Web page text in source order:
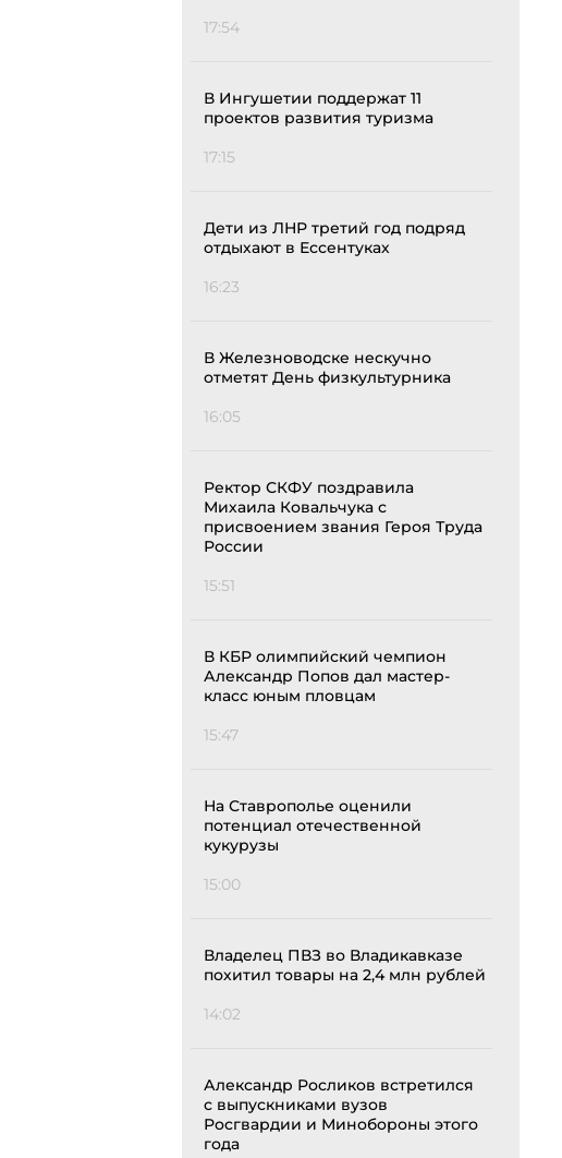
17:54
В Ингушетии поддержат 11
проектов развития туризма
17:15
Дети из ЛНР третий год подряд
отдыхают в Ессентуках
16:23
В Железноводске нескучно
отметят День физкультурника
16:05
Ректор СКФУ поздравила
Михаила Ковальчука с
присвоением звания Героя Труда
России
15:51
В КБР олимпийский чемпион
Александр Попов дал мастер-
класс юным пловцам
15:47
На Ставрополье оценили
потенциал отечественной
кукурузы
15:00
Владелец ПВЗ во Владикавказе
похитил товары на 2,4 млн рублей
14:02
Александр Росликов встретился
с выпускниками вузов
Росгвардии и Минобороны этого
года